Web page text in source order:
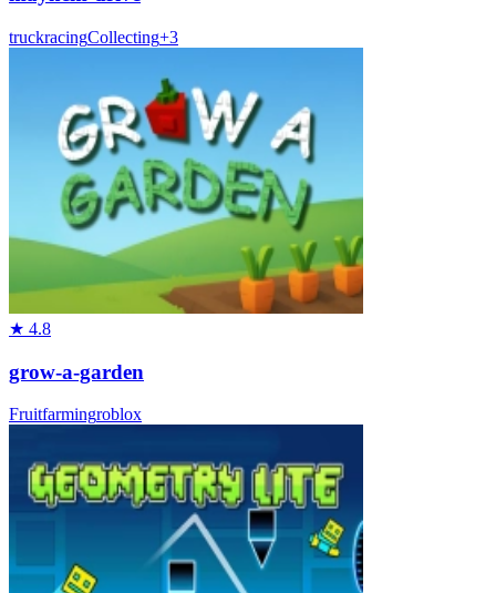
truckracingCollecting+3
★ 4.8
grow-a-garden
Fruitfarmingroblox